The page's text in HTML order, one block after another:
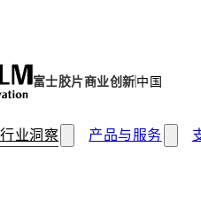
富士胶片商业创新中国
业洞察 产品与服务